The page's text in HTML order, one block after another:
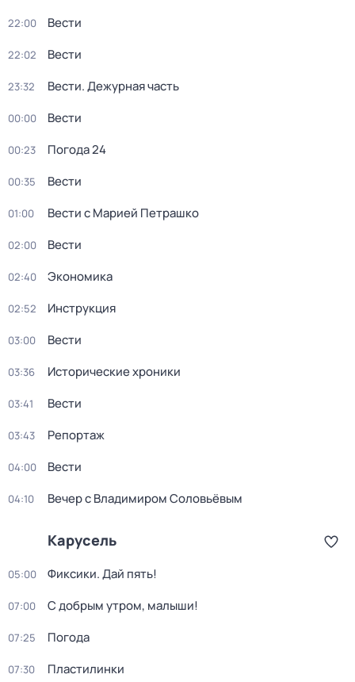
22:00 Вести
22:02 Вести
23:32 Вести. Дежурная часть
00:00 Вести
00:23 Погода 24
00:35 Вести
01:00 Вести с Марией Петрашко
02:00 Вести
02:40 Экономика
02:52 Инструкция
03:00 Вести
03:36 Исторические хроники
03:41 Вести
03:43 Репортаж
04:00 Вести
04:10 Вечер с Владимиром Соловьёвым
Карусель
05:00 Фиксики. Дай пять!
07:00 С добрым утром, малыши!
07:25 Погода
07:30 Пластилинки